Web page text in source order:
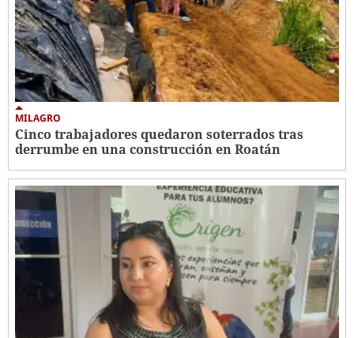
MILAGRO
Cinco trabajadores quedaron soterrados tras
derrumbe en una construcción en Roatán